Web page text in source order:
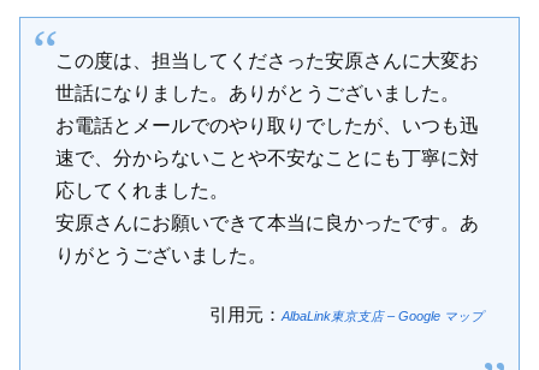
この度は、担当してくださった安原さんに大変お
世話になりました。ありがとうございました。
お電話とメールでのやり取りでしたが、いつも迅
速で、分からないことや不安なことにも丁寧に対
応してくれました。
安原さんにお願いできて本当に良かったです。あ
りがとうございました。
引用元：AlbaLink東京支店 – Google マップ